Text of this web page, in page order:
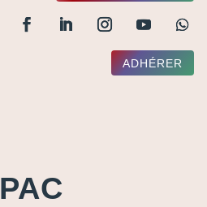
ADHÉRER
PAC